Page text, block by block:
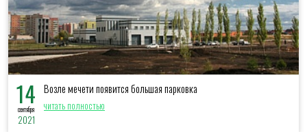
14
сентября
2021
Возле мечети появится большая парковка
читать полностью